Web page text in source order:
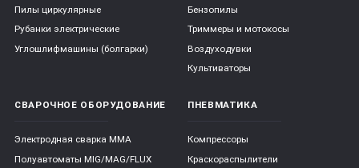
Пилы циркулярные
Рубанки электрические
Углошлифмашины (болгарки)
Бензопилы
Триммеры и мотокосы
Воздуходувки
Культиваторы
СВАРОЧНОЕ ОБОРУДОВАНИЕ
Электродная сварка ММА
Полуавтоматы MIG/MAG/FLUX
ПНЕВМАТИКА
Компрессоры
Краскораспылители